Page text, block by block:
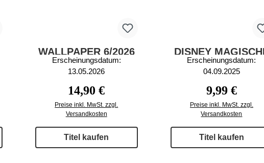
WALLPAPER 6/2026
Erscheinungsdatum:
13.05.2026
Regulärer Preis:
14,90 €
Preise inkl. MwSt. zzgl.
Versandkosten
Titel kaufen
DISNEY
HÖRGESCHICHTEN
2/2025
Erscheinungsdatum:
04.09.2025
Regulärer
9,99 €
Preise inkl. MwSt. zzgl.
Versandkosten
Titel kaufen